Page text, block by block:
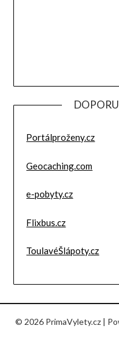
Portálproženy.cz
Geocaching.com
e-pobyty.cz
Flixbus.cz
ToulavéŠlápoty.cz
© 2026 PrimaVylety.cz |